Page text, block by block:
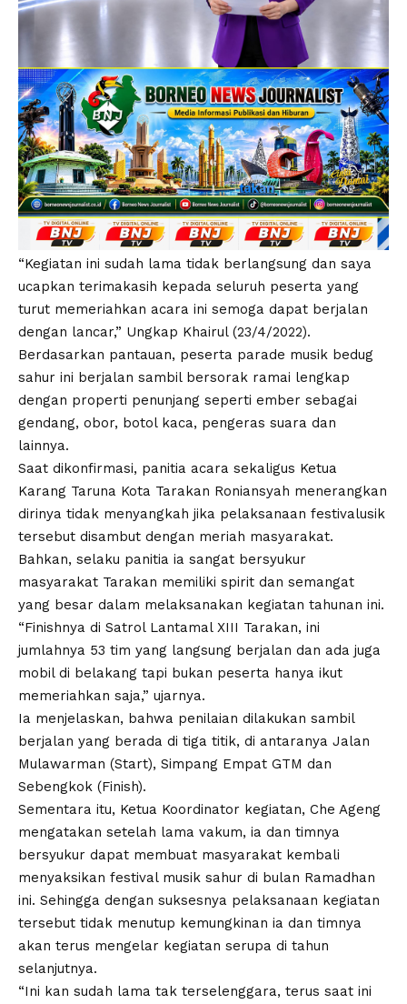
“Kegiatan ini sudah lama tidak berlangsung dan saya
ucapkan terimakasih kepada seluruh peserta yang
turut memeriahkan acara ini semoga dapat berjalan
dengan lancar,” Ungkap Khairul (23/4/2022).
Berdasarkan pantauan, peserta parade musik bedug
sahur ini berjalan sambil bersorak ramai lengkap
dengan properti penunjang seperti ember sebagai
gendang, obor, botol kaca, pengeras suara dan
lainnya.
Saat dikonfirmasi, panitia acara sekaligus Ketua
Karang Taruna Kota Tarakan Roniansyah menerangkan
dirinya tidak menyangkah jika pelaksanaan festivalusik
tersebut disambut dengan meriah masyarakat.
Bahkan, selaku panitia ia sangat bersyukur
masyarakat Tarakan memiliki spirit dan semangat
yang besar dalam melaksanakan kegiatan tahunan ini.
“Finishnya di Satrol Lantamal XIII Tarakan, ini
jumlahnya 53 tim yang langsung berjalan dan ada juga
mobil di belakang tapi bukan peserta hanya ikut
memeriahkan saja,” ujarnya.
Ia menjelaskan, bahwa penilaian dilakukan sambil
berjalan yang berada di tiga titik, di antaranya Jalan
Mulawarman (Start), Simpang Empat GTM dan
Sebengkok (Finish).
Sementara itu, Ketua Koordinator kegiatan, Che Ageng
mengatakan setelah lama vakum, ia dan timnya
bersyukur dapat membuat masyarakat kembali
menyaksikan festival musik sahur di bulan Ramadhan
ini. Sehingga dengan suksesnya pelaksanaan kegiatan
tersebut tidak menutup kemungkinan ia dan timnya
akan terus mengelar kegiatan serupa di tahun
selanjutnya.
“Ini kan sudah lama tak terselenggara, terus saat ini